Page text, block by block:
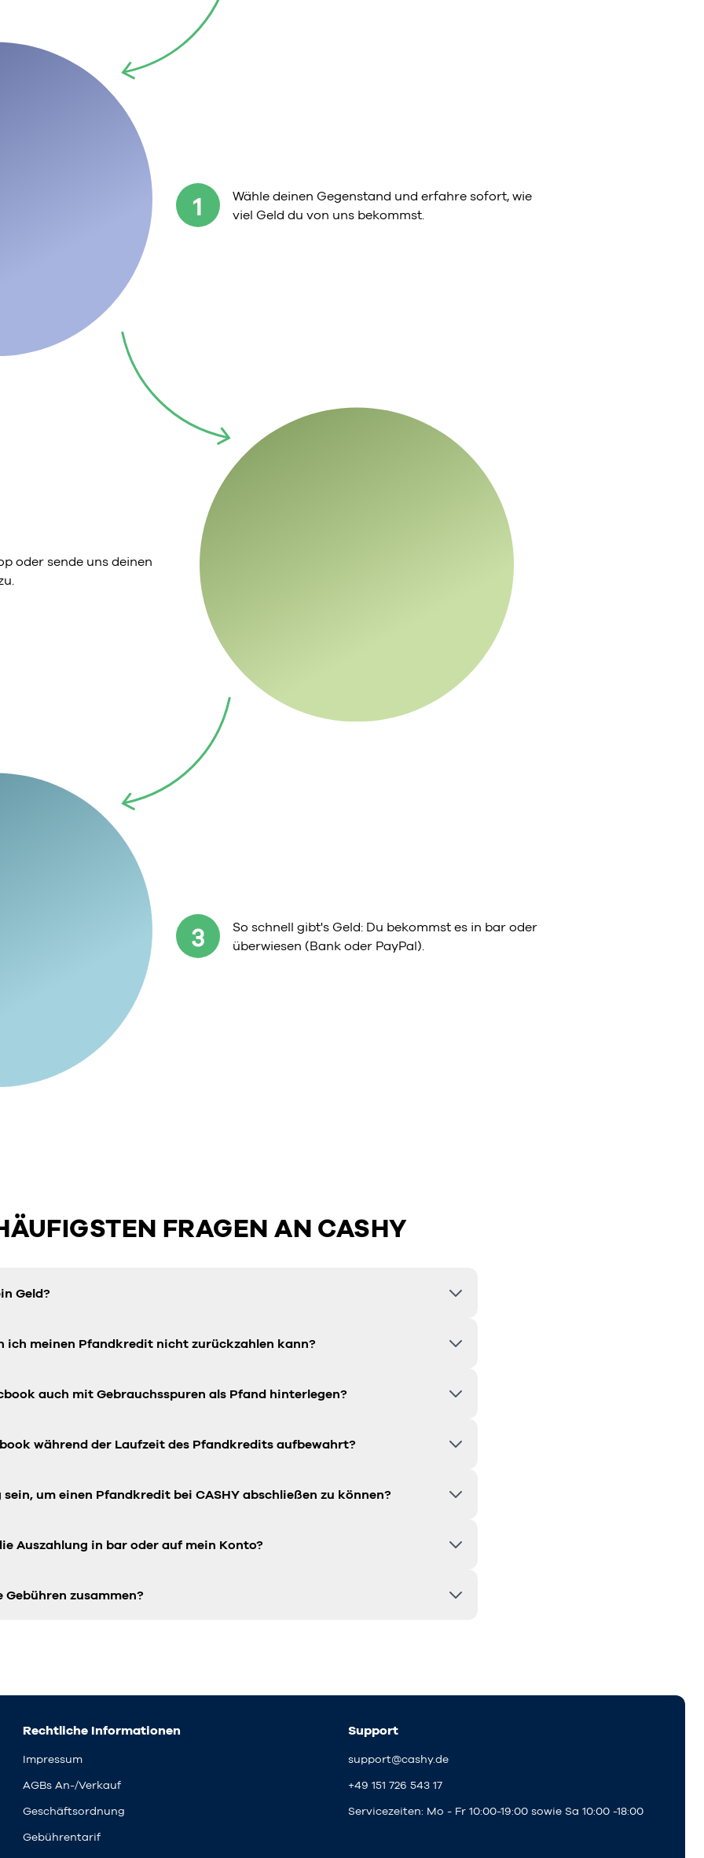
1
Wähle deinen Gegenstand und erfahre sofort, wie
viel Geld du von uns bekommst.
oder sende uns deinen
3
So schnell gibt's Geld: Du bekommst es in bar oder
überwiesen (Bank oder PayPal).
FRAGEN AN CASHY
Geld?
ich meinen Pfandkredit nicht zurückzahlen kann?
auch mit Gebrauchsspuren als Pfand hinterlegen?
während der Laufzeit des Pfandkredits aufbewahrt?
um einen Pfandkredit bei CASHY abschließen zu können?
Auszahlung in bar oder auf mein Konto?
Gebühren zusammen?
Rechtliche Informationen
Impressum
AGBs An-/Verkauf
Geschäftsordnung
Gebührentarif
Support
support@cashy.de
+49 151 726 543 17
Servicezeiten: Mo - Fr 10:00-19:00 sowie Sa 10:00 -18:00